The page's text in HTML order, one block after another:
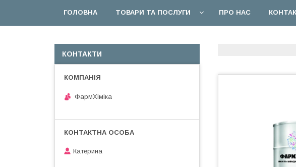
ГОЛОВНА ТОВАРИ ТА ПОСЛУГИ ПРО НАС
КОНТАКТИ
ФармХіміка
Катерина